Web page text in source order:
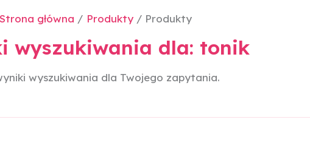
Strona główna Produkty Produkty
wyszukiwania dla: tonik
wyszukiwania dla Twojego zapytania.